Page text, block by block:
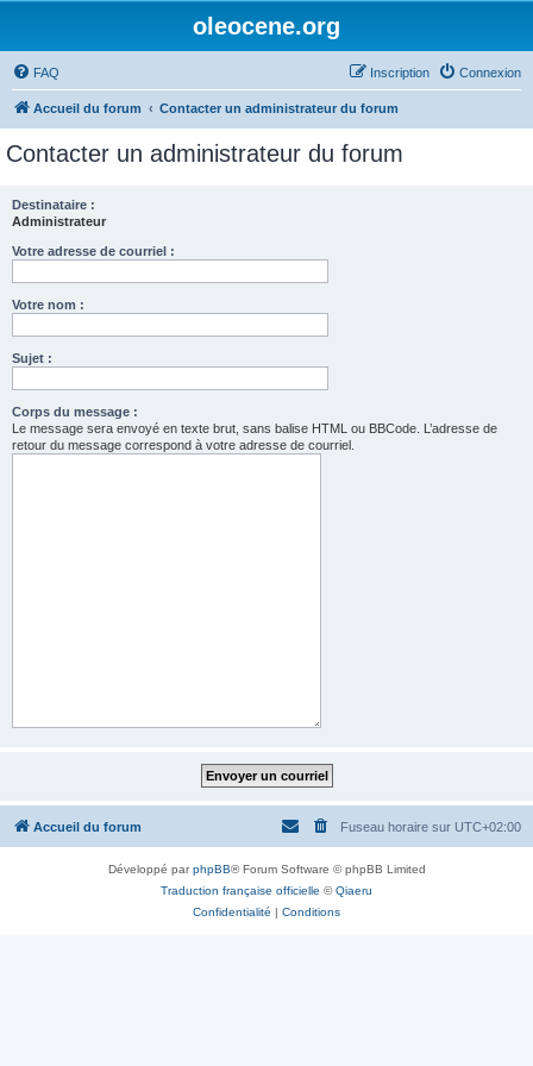
oleocene.org
FAQ Connexion
Inscription
Accueil du forum Contacter un administrateur du forum
Contacter un administrateur du forum
Destinataire :
Administrateur
Votre adresse de courriel :
Votre nom :
Sujet :
Corps du message :
Le message sera envoyé en texte brut, sans balise HTML ou BBCode. L’adresse de
retour du message correspond à votre adresse de courriel.
Accueil du forum Fuseau horaire sur UTC+02:00
Développé parphpBB® Forum Software © phpBB Limited
Traduction française officielle ©Qiaeru
Confidentialité | Conditions